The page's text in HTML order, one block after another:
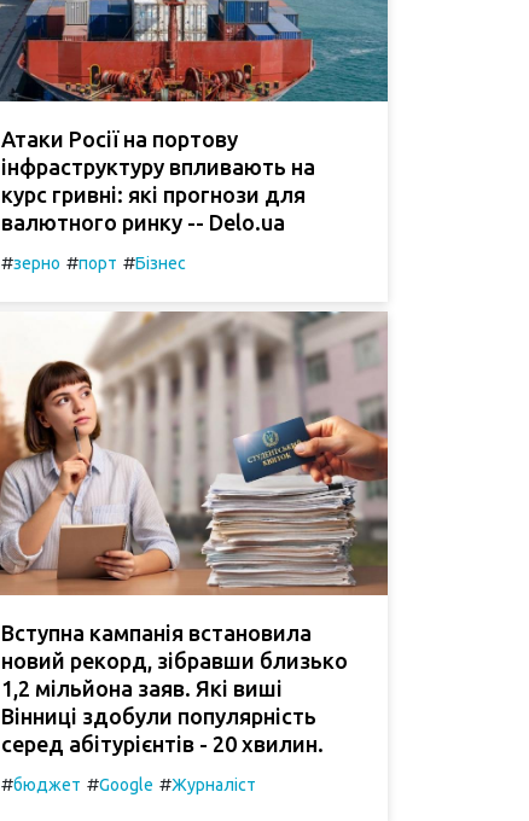
Атаки Росії на портову
інфраструктуру впливають на
курс гривні: які прогнози для
валютного ринку -- Delo.ua
#зерно #порт #Бізнес
Вступна кампанія встановила
новий рекорд, зібравши близько
1,2 мільйона заяв. Які виші
Вінниці здобули популярність
серед абітурієнтів - 20 хвилин.
#бюджет #Google #Журналіст